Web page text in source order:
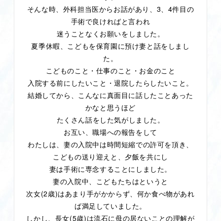
そんな時、外科担当医からお話があり、 3、 4件目の
手術で良ければと言われ
迷うことなくお願いをしました。
夏季休暇、こどもを保育園に預け妻と話をしまし
た。
こどものこと・仕事のこと・お金のこと
入院する前にしたいこと・退院したらしたいこと。
結婚してから、こんなに真面目に話したことあった
かなと思うほど
たくさん話をした気がしました。
お互い、職場への報告をして
わたしは、妻の入院中は時間短縮での許可を頂き、
こどもの送り迎えと、夕飯を共にし
妻は手術に専念することにしました。
妻の入院中、こどもたちはというと
次女(2歳)はあまり手がかからず、何か食べ物があれ
ば満足していました。
しかし、長女(5歳)は流石に母の居ないことの理解が